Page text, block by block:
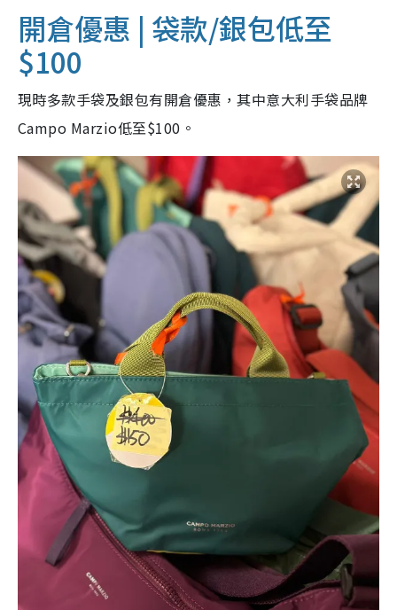
開倉優惠 | 袋款/銀包低至
$100
現時多款手袋及銀包有開倉優惠，其中意大利手袋品牌
Campo Marzio低至$100。